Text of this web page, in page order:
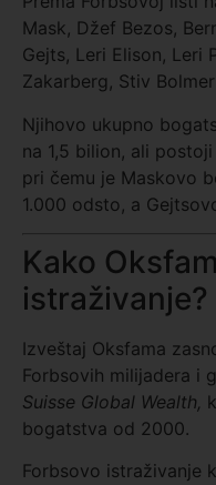
Mask, Džef Bezos,
Gejts, Leri Elison, Leri
Zakarberg, Stiv
Njihovo ukupno
na 1,5 bilion, ali
pri čemu je Maskovo
1.000 odsto, a
Kako
istraživanje?
Izveštaj Oksfama
Forbsovih milijadera i
Suisse Global Wealth
bogatstva od 2000.
Forbsovo istraživanje